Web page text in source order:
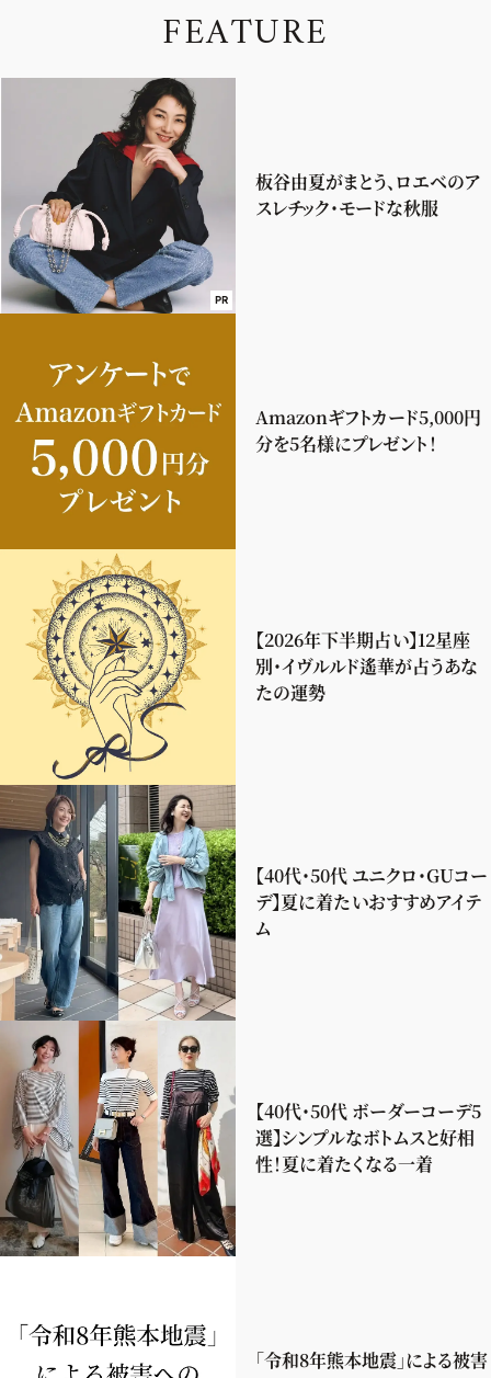
FEATURE
PR
板谷由夏がまとう、ロエベのア
スレチック・モードな秋服
Amazonギフトカード5,000円
分を5名様にプレゼント！
【2026年下半期占い】12星座
別・イヴルルド遙華が占うあな
たの運勢
【40代・50代 ユニクロ・GUコー
デ】夏に着たいおすすめアイテ
ム
【40代・50代 ボーダーコーデ5
選】シンプルなボトムスと好相
性！夏に着たくなる一着
「令和8年熊本地震」による被害